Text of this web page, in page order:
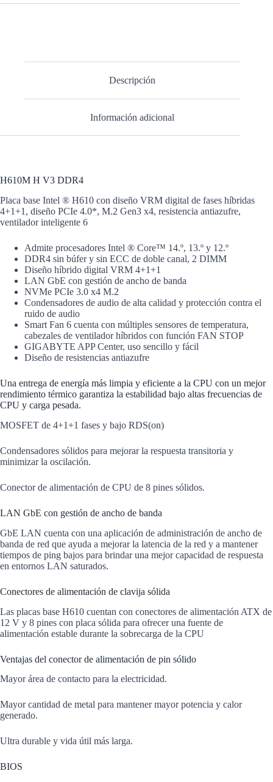
Descripción
Información adicional
H610M H V3 DDR4
Placa base Intel ® H610 con diseño VRM digital de fases híbridas
4+1+1, diseño PCIe 4.0*, M.2 Gen3 x4, resistencia antiazufre,
ventilador inteligente 6
Admite procesadores Intel ® Core™ 14.º, 13.º y 12.º
DDR4 sin búfer y sin ECC de doble canal, 2 DIMM
Diseño híbrido digital VRM 4+1+1
LAN GbE con gestión de ancho de banda
NVMe PCIe 3.0 x4 M.2
Condensadores de audio de alta calidad y protección contra el
ruido de audio
Smart Fan 6 cuenta con múltiples sensores de temperatura,
cabezales de ventilador híbridos con función FAN STOP
GIGABYTE APP Center, uso sencillo y fácil
Diseño de resistencias antiazufre
Una entrega de energía más limpia y eficiente a la CPU con un mejor
rendimiento térmico garantiza la estabilidad bajo altas frecuencias de
CPU y carga pesada.
MOSFET de 4+1+1 fases y bajo RDS(on)
Condensadores sólidos para mejorar la respuesta transitoria y
minimizar la oscilación.
Conector de alimentación de CPU de 8 pines sólidos.
LAN GbE con gestión de ancho de banda
GbE LAN cuenta con una aplicación de administración de ancho de
banda de red que ayuda a mejorar la latencia de la red y a mantener
tiempos de ping bajos para brindar una mejor capacidad de respuesta
en entornos LAN saturados.
Conectores de alimentación de clavija sólida
Las placas base H610 cuentan con conectores de alimentación ATX de
12 V y 8 pines con placa sólida para ofrecer una fuente de
alimentación estable durante la sobrecarga de la CPU
Ventajas del conector de alimentación de pin sólido
Mayor área de contacto para la electricidad.
Mayor cantidad de metal para mantener mayor potencia y calor
generado.
Ultra durable y vida útil más larga.
BIOS